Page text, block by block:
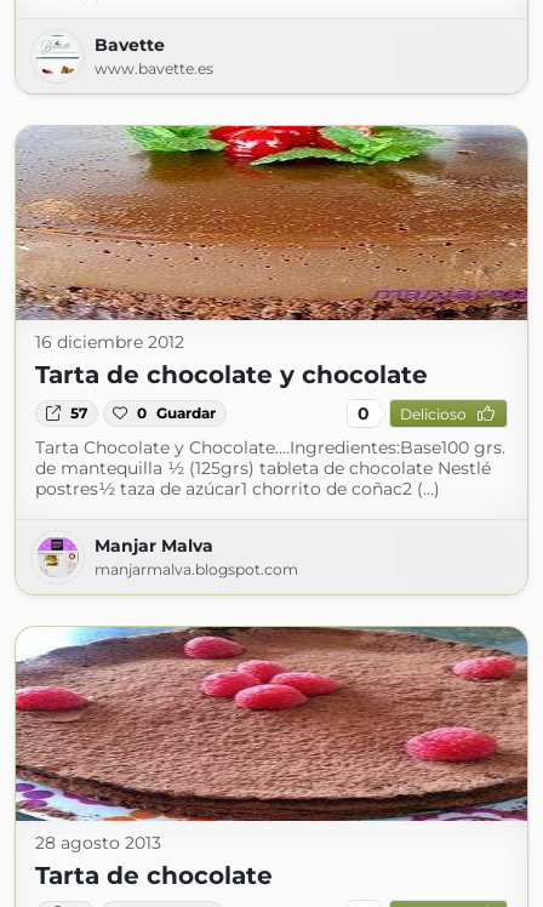
Bavette
www.bavette.es
16 diciembre 2012
Tarta de chocolate y chocolate
57 0 Guardar 0 Delicioso
Tarta Chocolate y Chocolate....Ingredientes:Base100 grs.
de mantequilla ½ (125grs) tableta de chocolate Nestlé
postres½ taza de azúcar1 chorrito de coñac2 (...)
Manjar Malva
manjarmalva.blogspot.com
28 agosto 2013
Tarta de chocolate